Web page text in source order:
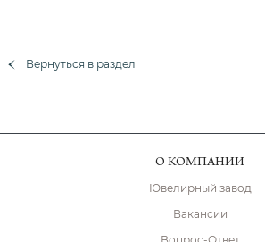
Вернуться в раздел
О КОМПАНИИ
Ювелирный завод
Вакансии